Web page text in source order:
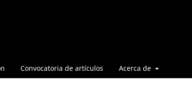
Convocatoria de artículos Acerca de